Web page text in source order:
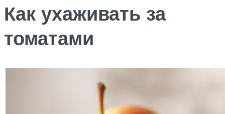
Как ухаживать за
томатами